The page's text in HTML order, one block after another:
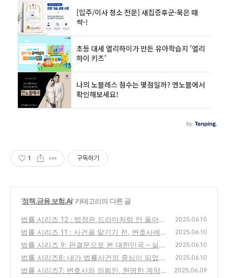
1 구독하기
'정책.금융.보험.Ai' 카테고리의 다른 글
법률 시리즈 12 : 법정은 드라마처럼 안 돌아간
다! 대중이 오해하는 5가지 법률 상황
(2)
2025.06.10
법률 시리즈 11 : 사건을 맡기기 전, 변호사에
게 반드시 물어봐야 할 5가지 – 그리고 당신이
놓치는 것
(0)
2025.06.10
법률 시리즈 9: 판결문으로 본 대한민국 – 실제
재판이 우리에게 가르쳐주는 7가지 법률 지식
(5)
2025.06.10
법률 시리즈8: 내가 법률사건의 중심이 되었을
때, 가장 먼저 떠올려야 할 질문 5가지
(0)
2025.06.10
법률 시리즈7: 변호사와 의뢰인, 현명한 계약
2025.06.09